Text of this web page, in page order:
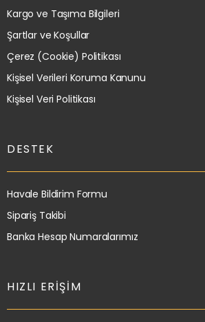
Kargo ve Taşıma Bilgileri
Şartlar ve Koşullar
Çerez (Cookie) Politikası
Kişisel Verileri Koruma Kanunu
Kişisel Veri Politikası
DESTEK
Havale Bildirim Formu
Sipariş Takibi
Banka Hesap Numaralarımız
HIZLI ERIŞIM